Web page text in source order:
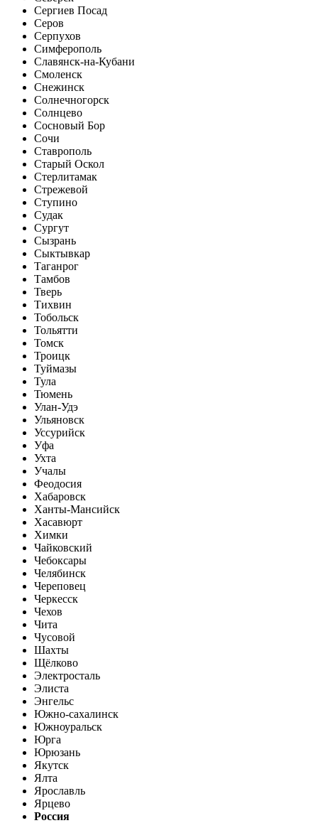
Сергиев Посад
Серов
Серпухов
Симферополь
Славянск-на-Кубани
Смоленск
Снежинск
Солнечногорск
Солнцево
Сосновый Бор
Сочи
Ставрополь
Старый Оскол
Стерлитамак
Стрежевой
Ступино
Судак
Сургут
Сызрань
Сыктывкар
Таганрог
Тамбов
Тверь
Тихвин
Тобольск
Тольятти
Томск
Троицк
Туймазы
Тула
Тюмень
Улан-Удэ
Ульяновск
Уссурийск
Уфа
Ухта
Учалы
Феодосия
Хабаровск
Ханты-Мансийск
Хасавюрт
Химки
Чайковский
Чебоксары
Челябинск
Череповец
Черкесск
Чехов
Чита
Чусовой
Шахты
Щёлково
Электросталь
Элиста
Энгельс
Южно-сахалинск
Южноуральск
Юрга
Юрюзань
Якутск
Ялта
Ярославль
Ярцево
Россия